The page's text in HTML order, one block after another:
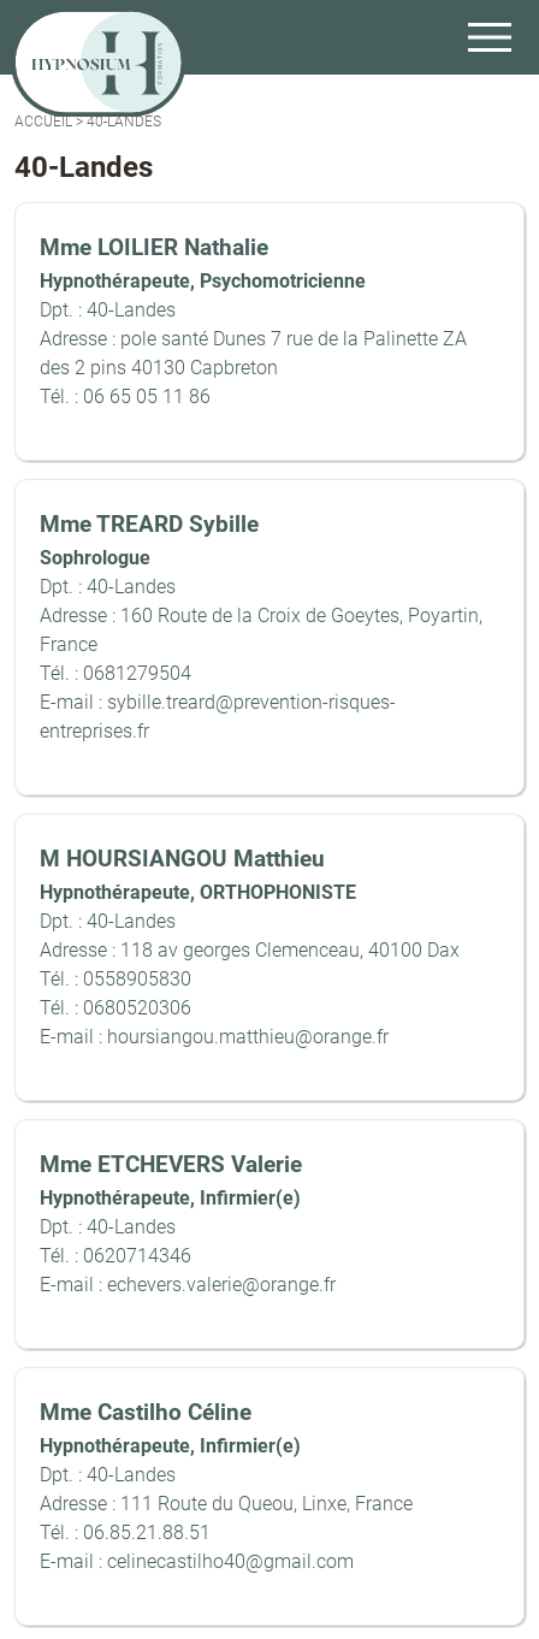
ACCUEIL>40-LANDES
40-Landes
Mme LOILIER Nathalie
Hypnothérapeute, Psychomotricienne
Dpt. : 40-Landes
Adresse : pole santé Dunes 7 rue de la Palinette ZA
des 2 pins 40130 Capbreton
Tél. : 06 65 05 11 86
Mme TREARD Sybille
Sophrologue
Dpt. : 40-Landes
Adresse : 160 Route de la Croix de Goeytes, Poyartin,
France
Tél. : 0681279504
E-mail : sybille.treard@prevention-risques-
entreprises.fr
M HOURSIANGOU Matthieu
Hypnothérapeute, ORTHOPHONISTE
Dpt. : 40-Landes
Adresse : 118 av georges Clemenceau, 40100 Dax
Tél. : 0558905830
Tél. : 0680520306
E-mail : hoursiangou.matthieu@orange.fr
Mme ETCHEVERS Valerie
Hypnothérapeute, Infirmier(e)
Dpt. : 40-Landes
Tél. : 0620714346
E-mail : echevers.valerie@orange.fr
Mme Castilho Céline
Hypnothérapeute, Infirmier(e)
Dpt. : 40-Landes
Adresse : 111 Route du Queou, Linxe, France
Tél. : 06.85.21.88.51
E-mail : celinecastilho40@gmail.com